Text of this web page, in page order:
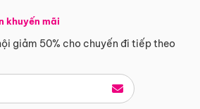
khuyến mãi
giảm 50% cho chuyến đi tiếp theo